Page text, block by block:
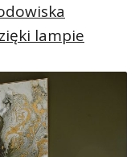
lampie